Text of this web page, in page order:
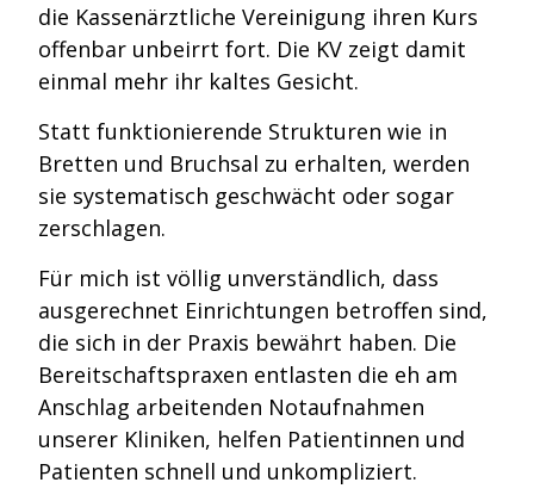
die Kassenärztliche Vereinigung ihren Kurs
offenbar unbeirrt fort. Die KV zeigt damit
einmal mehr ihr kaltes Gesicht.
Statt funktionierende Strukturen wie in
Bretten und Bruchsal zu erhalten, werden
sie systematisch geschwächt oder sogar
zerschlagen.
Für mich ist völlig unverständlich, dass
ausgerechnet Einrichtungen betroffen sind,
die sich in der Praxis bewährt haben. Die
Bereitschaftspraxen entlasten die eh am
Anschlag arbeitenden Notaufnahmen
unserer Kliniken, helfen Patientinnen und
Patienten schnell und unkompliziert.